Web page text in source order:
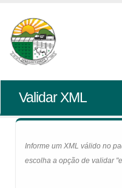
Validar XML
Informe um XML válido no
escolha a opção de validar